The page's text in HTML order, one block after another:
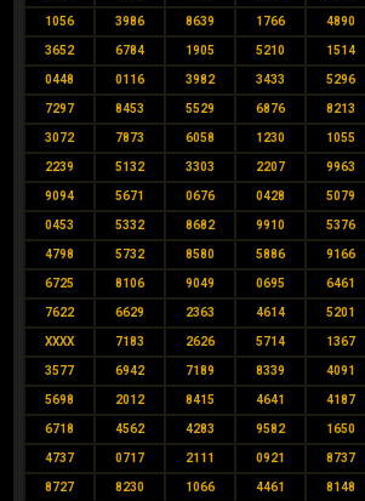
1056 3986 8639 1766 4890
3652 6784 1905 5210 1514
0448 0116 3982 3433 5296
7297 8453 5529 6876 8213
3072 7873 6058 1230 1055
2239 5132 3303 2207 9963
9094 5671 0676 0428 5079
0453 5332 8682 9910 5376
4798 5732 8580 5886 9166
6725 8106 9049 0695 6461
7622 6629 2363 4614 5201
XXXX 7183 2626 5714 1367
3577 6942 7189 8339 4091
5698 2012 8415 4641 4187
6718 4562 4283 9582 1650
4737 0717 2111 0921 8737
8727 8230 1066 4461 8148